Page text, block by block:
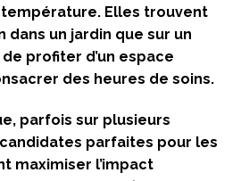
Elles trouvent
dans un jardin que sur un
profiter d’un espace
des heures de soins.
parfois sur plusieurs
parfaites pour les
maximiser l’impact